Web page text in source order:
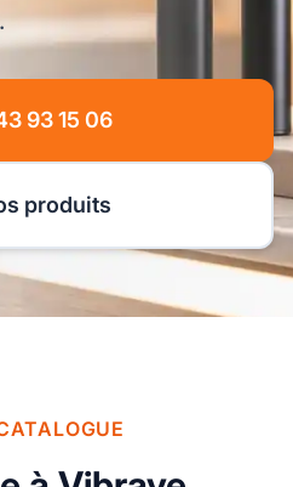
93 15 06
produits